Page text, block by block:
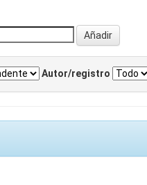
Autor/registro